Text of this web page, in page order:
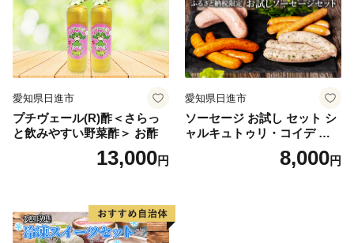
愛知県日進市
プチヴェール(R)酢＜さらっ
と飲みやすい野菜酢＞ お酢
13,000円
愛知県日進市
ソーセージ お試し セット シ
ャルキュトゥリ・コイデ ウ
ィンナー ウインナー ポーク
ウインナー フランクフルト
8,000円